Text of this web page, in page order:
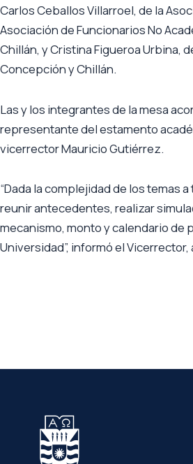
Carlos Ceballos Villarroel, de la
Asociación de Funcionarios No
Chillán, y Cristina Figueroa Urbina,
Concepción y Chillán.
Las y los integrantes de la mesa
representante del estamento
vicerrector Mauricio Gutiérrez.
“Dada la complejidad de los temas
reunir antecedentes, realizar
mecanismo, monto y calendario
Universidad”, informó el